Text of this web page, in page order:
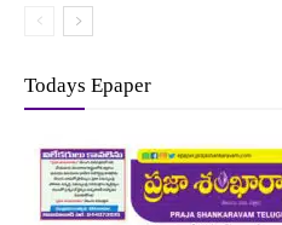
Todays Epaper